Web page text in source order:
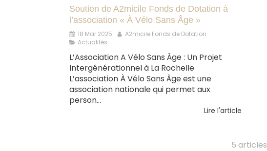
Soutien de A2micile Fonds de Dotation à
l’association « À Vélo Sans Âge »
18 Mar 2025
A2micile Fonds de Dotation
Actualités
L’Association A Vélo Sans Âge : Un Projet
Intergénérationnel à La Rochelle
L’association À Vélo Sans Âge est une
association nationale qui permet aux
person...
Lire l'article
5 articles